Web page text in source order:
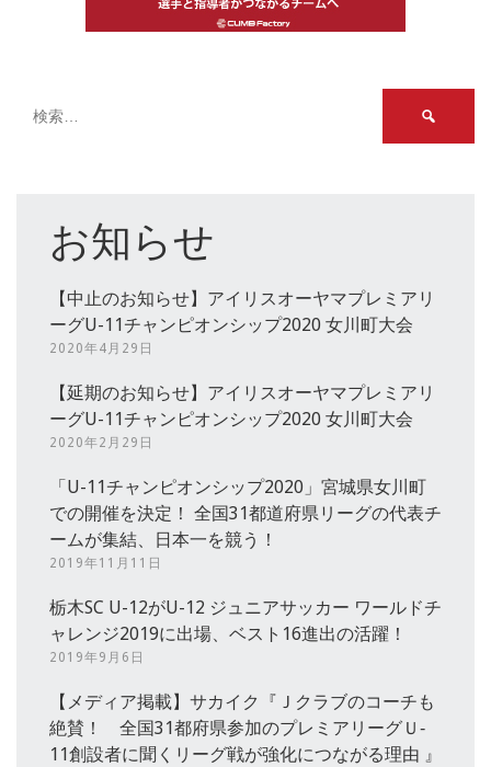
お知らせ
【中止のお知らせ】アイリスオーヤマプレミアリ
ーグU-11チャンピオンシップ2020 女川町大会
2020年4月29日
【延期のお知らせ】アイリスオーヤマプレミアリ
ーグU-11チャンピオンシップ2020 女川町大会
2020年2月29日
「U-11チャンピオンシップ2020」宮城県女川町
での開催を決定！ 全国31都道府県リーグの代表チ
ームが集結、日本一を競う！
2019年11月11日
栃木SC U-12がU-12 ジュニアサッカー ワールドチ
ャレンジ2019に出場、ベスト16進出の活躍！
2019年9月6日
【メディア掲載】サカイク『Ｊクラブのコーチも
絶賛！ 全国31都府県参加のプレミアリーグＵ‐
11創設者に聞くリーグ戦が強化につながる理由 』